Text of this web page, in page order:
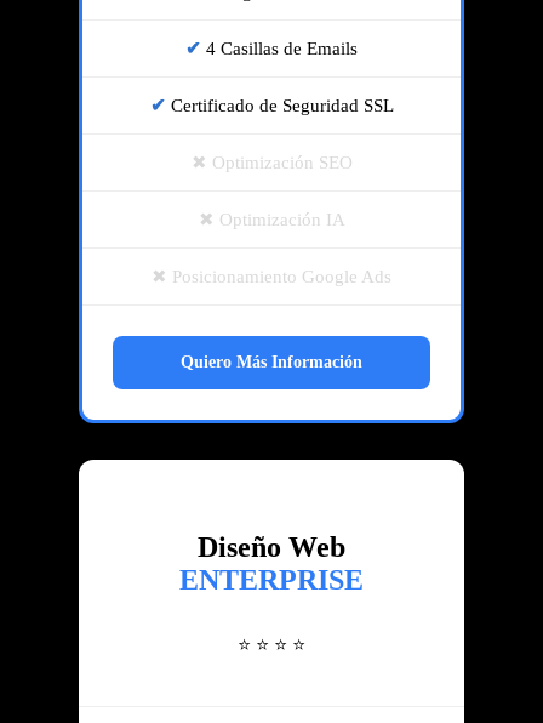
4 Casillas de Emails
Certificado de Seguridad SSL
Optimización SEO
Optimización IA
Posicionamiento Google Ads
Quiero Más Información
Diseño Web
ENTERPRISE
⭐ ⭐ ⭐ ⭐